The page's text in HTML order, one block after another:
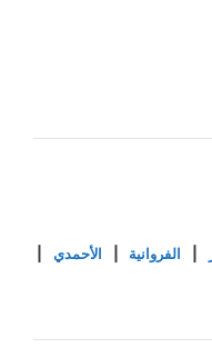
الفروانية الأحمدي